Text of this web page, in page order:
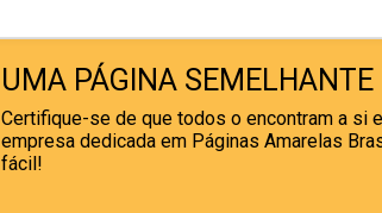
UMA PÁGINA SEMELHANTE
Certifique-se de que todos o encontram a si
empresa dedicada em Páginas Amarelas
fácil!